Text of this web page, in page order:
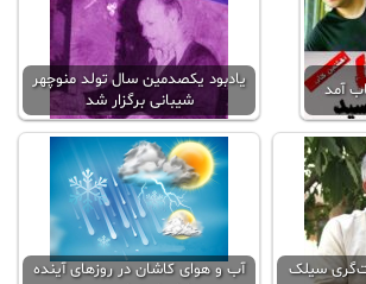
آمد
یادبود یکصدمین سال تولد منوچهر
شیبانی برگزار شد
سیلک
آب و هوای کاشان در روزهای آینده